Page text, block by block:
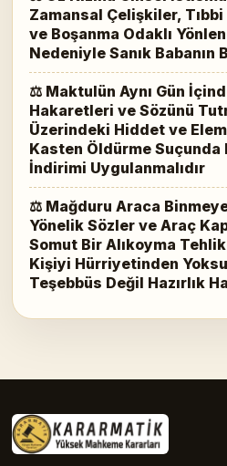
Zamansal Çelişkiler, Tıbbi
ve Boşanma Odaklı
Nedeniyle Sanık Babanın
⚖ Maktulün Aynı Gün
Hakaretleri ve Sözünü
Üzerindeki Hiddet ve
Kasten Öldürme Suçunda
İndirimi Uygulanmalıdır
⚖ Mağduru Araca
Yönelik Sözler ve Araç
Somut Bir Alıkoyma
Kişiyi Hürriyetinden
Teşebbüs Değil Hazırlık